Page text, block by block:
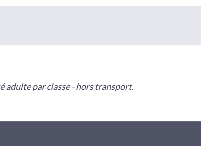
adulte par classe - hors transport.